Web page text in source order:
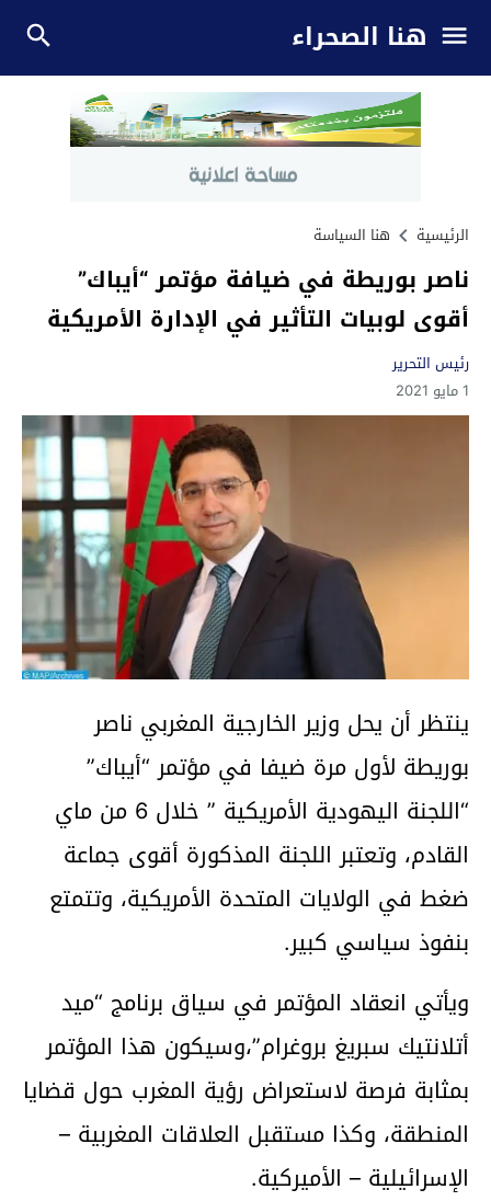
هنا الصحراء
الرئيسية هنا السياسة
ناصر بوريطة في ضيافة مؤتمر “أيباك”
أقوى لوبيات التأثير في الإدارة الأمريكية
رئيس التحرير
1 مايو 2021
‏ينتظر أن يحل وزير الخارجية المغربي ناصر
بوريطة لأول مرة ضيفا في مؤتمر “أيباك”
“اللجنة اليهودية الأمريكية ” خلال 6 من ماي
القادم، وتعتبر اللجنة المذكورة أقوى جماعة
ضغط في الولايات المتحدة الأمريكية، وتتمتع
بنفوذ سياسي كبير.
ويأتي انعقاد المؤتمر في سياق برنامج “ميد
أتلانتيك سبريغ بروغرام”،وسيكون هذا المؤتمر
بمثابة فرصة لاستعراض رؤية المغرب حول قضايا
المنطقة، وكذا مستقبل العلاقات المغربية –
الإسرائيلية – الأميركية.